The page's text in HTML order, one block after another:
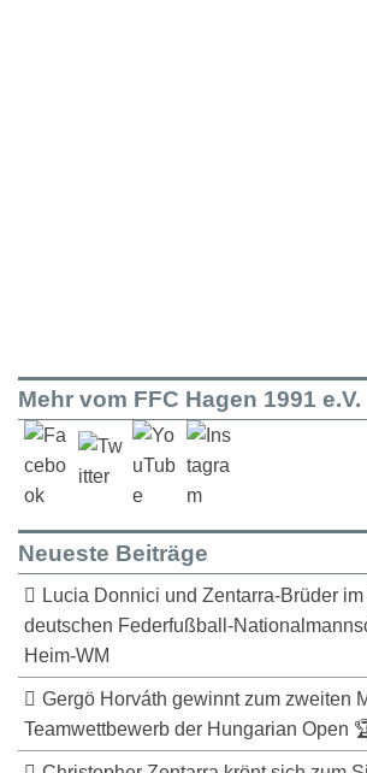
Mehr vom FFC Hagen 1991 e.V.
Neueste Beiträge
Lucia Donnici und Zentarra-Brüder
deutschen Federfußball-
Heim-WM
Gergö Horváth gewinnt zum zweiten
Teamwettbewerb der Hungarian Open